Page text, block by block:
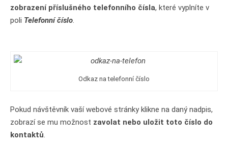
zobrazení příslušného telefonního čísla, které vyplníte v
poli Telefonní číslo.
Odkaz na telefonní číslo
Pokud návštěvník vaší webové stránky klikne na daný nadpis,
zobrazí se mu možnost zavolat nebo uložit toto číslo do
kontaktů.